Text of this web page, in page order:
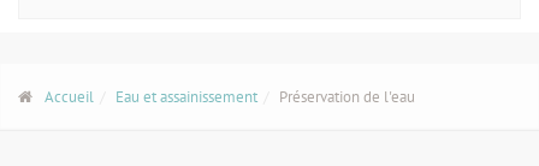
Accueil Eau et assainissement Préservation de l'eau